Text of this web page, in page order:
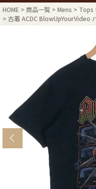
ログイン・会員登録
ご利用ガイド
ブランドから探す
年代から探す
HOME 商品一覧 Mens Tops
古着 ACDC BlowUpYourVideo